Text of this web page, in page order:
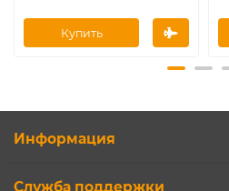
Купить
Информация
Служба поддержки